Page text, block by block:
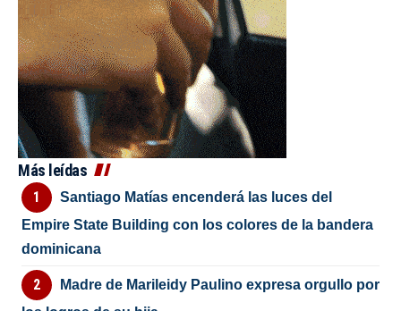
Más leídas
Santiago Matías encenderá las luces del
Empire State Building con los colores de la bandera
dominicana
Madre de Marileidy Paulino expresa orgullo por